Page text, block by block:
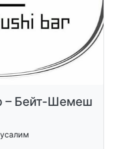
– Бейт-Шемеш